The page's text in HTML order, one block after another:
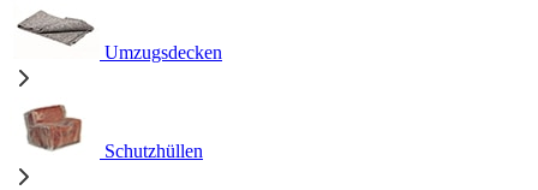
Umzugsdecken
Schutzhüllen